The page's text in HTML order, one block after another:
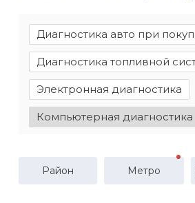
Диагностика авто при
Диагностика топливной
Электронная диагностика
Компьютерная диагностика
Район Метро